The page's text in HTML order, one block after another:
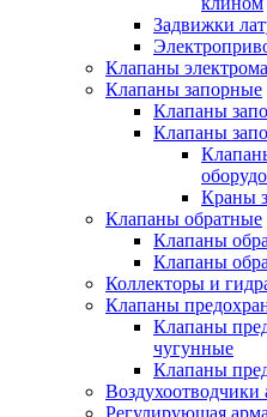
Задвижки
Клапаны
Клапаны запорные
Клапаны
Клапаны
Краны
Клапаны обратные
Клапаны
Клапаны
Коллекторы и
Клапаны
Клапаны
чугунные
Клапаны
Воздухоотводчики
Регулирующая